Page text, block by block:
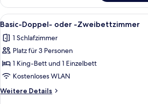
Doppel-
oder
-
Zweibettzimmer
Alle
Fotos
für
Basic-
Doppel-
oder
-
Zweibettzimmer
1
12
Basic-Doppel- oder -Zweibettzimmer
1 Schlafzimmer
Platz für 3 Personen
1 King-Bett und 1 Einzelbett
Kostenloses WLAN
Weitere Details
Weitere